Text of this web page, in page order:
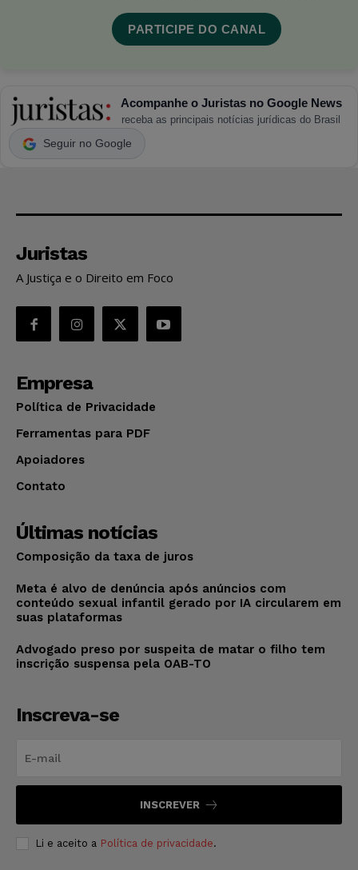
PARTICIPE DO CANAL
Acompanhe o Juristas no Google News
receba as principais notícias jurídicas do Brasil
Seguir no Google
Juristas
A Justiça e o Direito em Foco
Empresa
Política de Privacidade
Ferramentas para PDF
Apoiadores
Contato
Últimas notícias
Composição da taxa de juros
Meta é alvo de denúncia após anúncios com
conteúdo sexual infantil gerado por IA circularem em
suas plataformas
Advogado preso por suspeita de matar o filho tem
inscrição suspensa pela OAB-TO
Inscreva-se
INSCREVER
Li e aceito a Política de privacidade.